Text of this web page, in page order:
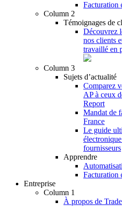
Facturation
Column 2
Témoignages de
Découvrez
nos clients
travaillé en
Column 3
Sujets d’actualité
Comparez
AP à ceux
Report
Mandat de
France
Le guide
fournisseurs
Apprendre
Facturation
Entreprise
Column 1
À propos de